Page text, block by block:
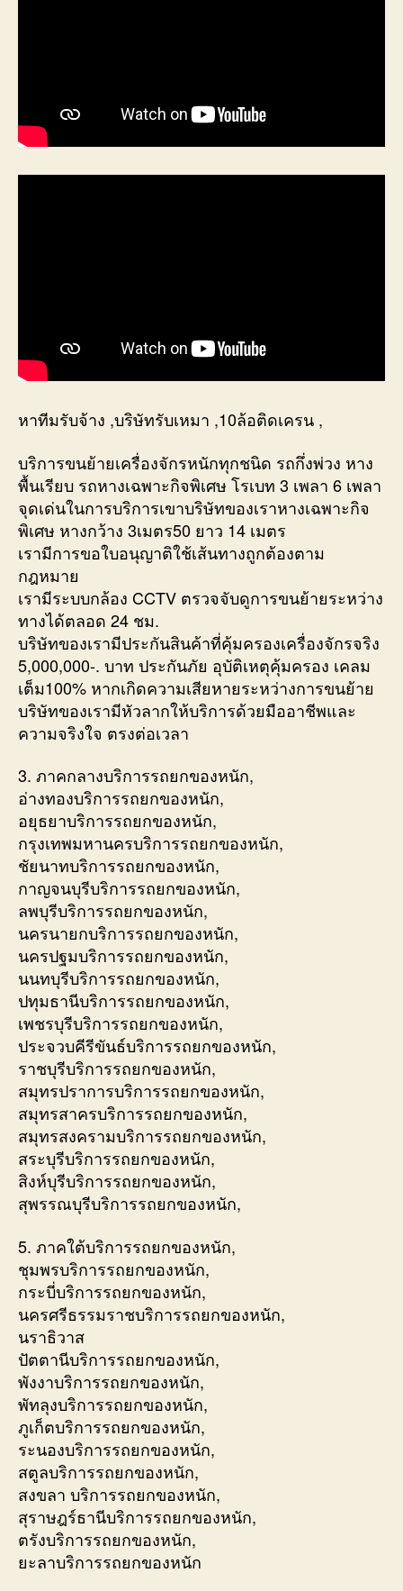
หาทีมรับจ้าง ,บริษัทรับเหมา ,10ล้อติดเครน ,
บริการขนย้ายเครื่องจักรหนักทุกชนิด รถกึ่งพ่วง หาง
พื้นเรียบ รถหางเฉพาะกิจพิเศษ โรเบท 3 เพลา 6 เพลา
จุดเด่นในการบริการเขาบริษัทของเราหางเฉพาะกิจ
พิเศษ หางกว้าง 3เมตร50 ยาว 14 เมตร
เรามีการขอใบอนุญาติใช้เส้นทางถูกต้องตาม
กฎหมาย
เรามีระบบกล้อง CCTV ตรวจจับดูการขนย้ายระหว่าง
ทางได้ตลอด 24 ชม.
บริษัทของเรามีประกันสินค้าที่คุ้มครองเครื่องจักรจริง
5,000,000-. บาท ประกันภัย อุบัติเหตุคุ้มครอง เคลม
เต็ม100% หากเกิดความเสียหายระหว่างการขนย้าย
บริษัทของเรามีหัวลากให้บริการด้วยมืออาชีพและ
ความจริงใจ ตรงต่อเวลา
3. ภาคกลางบริการรถยกของหนัก,
อ่างทองบริการรถยกของหนัก,
อยุธยาบริการรถยกของหนัก,
กรุงเทพมหานครบริการรถยกของหนัก,
ชัยนาทบริการรถยกของหนัก,
กาญจนบุรีบริการรถยกของหนัก,
ลพบุรีบริการรถยกของหนัก,
นครนายกบริการรถยกของหนัก,
นครปฐมบริการรถยกของหนัก,
นนทบุรีบริการรถยกของหนัก,
ปทุมธานีบริการรถยกของหนัก,
เพชรบุรีบริการรถยกของหนัก,
ประจวบคีรีขันธ์บริการรถยกของหนัก,
ราชบุรีบริการรถยกของหนัก,
สมุทรปราการบริการรถยกของหนัก,
สมุทรสาครบริการรถยกของหนัก,
สมุทรสงครามบริการรถยกของหนัก,
สระบุรีบริการรถยกของหนัก,
สิงห์บุรีบริการรถยกของหนัก,
สุพรรณบุรีบริการรถยกของหนัก,
5. ภาคใต้บริการรถยกของหนัก,
ชุมพรบริการรถยกของหนัก,
กระบี่บริการรถยกของหนัก,
นครศรีธรรมราชบริการรถยกของหนัก,
นราธิวาส
ปัตตานีบริการรถยกของหนัก,
พังงาบริการรถยกของหนัก,
พัทลุงบริการรถยกของหนัก,
ภูเก็ตบริการรถยกของหนัก,
ระนองบริการรถยกของหนัก,
สตูลบริการรถยกของหนัก,
สงขลา บริการรถยกของหนัก,
สุราษฎร์ธานีบริการรถยกของหนัก,
ตรังบริการรถยกของหนัก,
ยะลาบริการรถยกของหนัก